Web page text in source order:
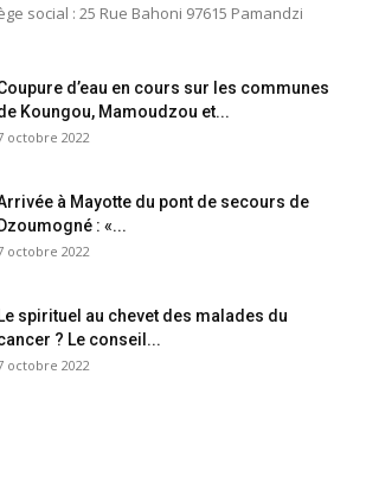
social : 25 Rue Bahoni 97615 Pamandzi
d’eau en cours sur les communes
Koungou, Mamoudzou et...
octobre 2022
à Mayotte du pont de secours de
: «...
octobre 2022
spirituel au chevet des malades du
? Le conseil...
octobre 2022